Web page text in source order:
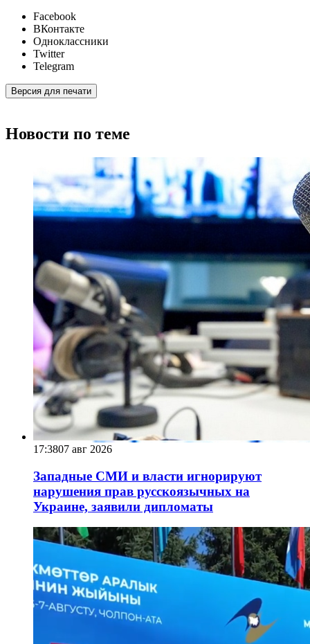
Facebook
ВКонтакте
Одноклассники
Twitter
Telegram
Версия для печати
Новости по теме
17:3807 авг 2026
Западные СМИ и власти игнорируют
нарушения прав русскоязычных на
Украине, заявили дипломаты